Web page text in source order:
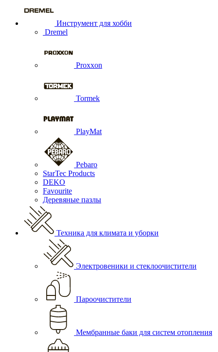
Инструмент для хобби
Dremel
Proxxon
Tormek
PlayMat
Pebaro
StarTec Products
DEKO
Favourite
Деревяные пазлы
Техника для климата и уборки
Электровеники и стеклоочистители
Пароочистители
Мембранные баки для систем отопления